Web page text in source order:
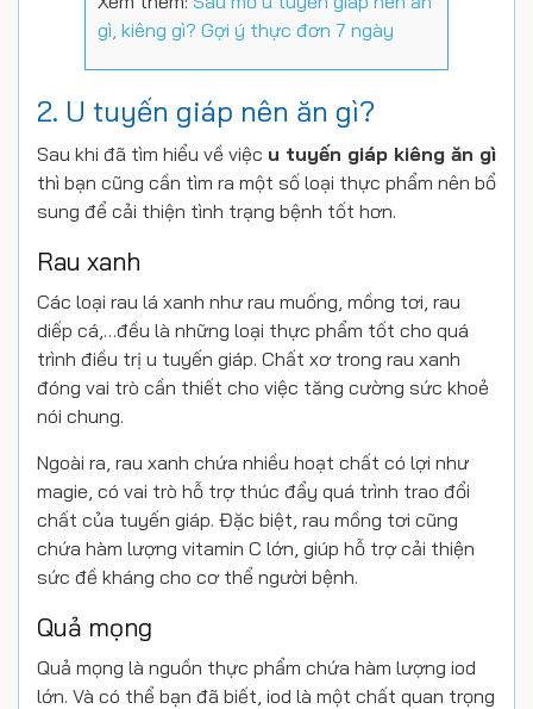
gì, kiêng gì? Gợi ý thực đơn 7 ngày
2. U tuyến giáp nên ăn gì?
Sau khi đã tìm hiểu về việc u tuyến giáp kiêng ăn gì
thì bạn cũng cần tìm ra một số loại thực phẩm nên bổ
sung để cải thiện tình trạng bệnh tốt hơn.
Rau xanh
Các loại rau lá xanh như rau muống, mồng tơi, rau
diếp cá,…đều là những loại thực phẩm tốt cho quá
trình điều trị u tuyến giáp. Chất xơ trong rau xanh
đóng vai trò cần thiết cho việc tăng cường sức khoẻ
nói chung.
Ngoài ra, rau xanh chứa nhiều hoạt chất có lợi như
magie, có vai trò hỗ trợ thúc đẩy quá trình trao đổi
chất của tuyến giáp. Đặc biệt, rau mồng tơi cũng
chứa hàm lượng vitamin C lớn, giúp hỗ trợ cải thiện
sức đề kháng cho cơ thể người bệnh.
Quả mọng
Quả mọng là nguồn thực phẩm chứa hàm lượng iod
lớn. Và có thể bạn đã biết, iod là một chất quan trọng